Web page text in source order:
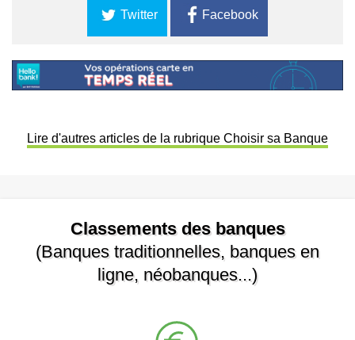
Twitter Facebook
Lire d'autres articles de la rubrique Choisir sa Banque
Classements des banques
(Banques traditionnelles, banques en
ligne, néobanques...)